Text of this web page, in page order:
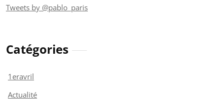
Tweets by @pablo_paris
Catégories
1eravril
Actualité